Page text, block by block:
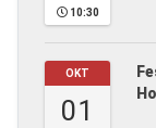
10:30
OKT
01